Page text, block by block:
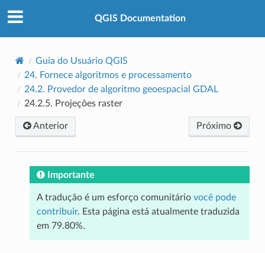
QGIS Documentation
Guia do Usuário QGIS
24. Fornece algoritmos e processamento
24.2. Provedor de algoritmo geoespacial GDAL
24.2.5. Projeções raster
Anterior Próximo
Importante
A tradução é um esforço comunitário você pode
contribuir. Esta página está atualmente traduzida
em 79.80%.